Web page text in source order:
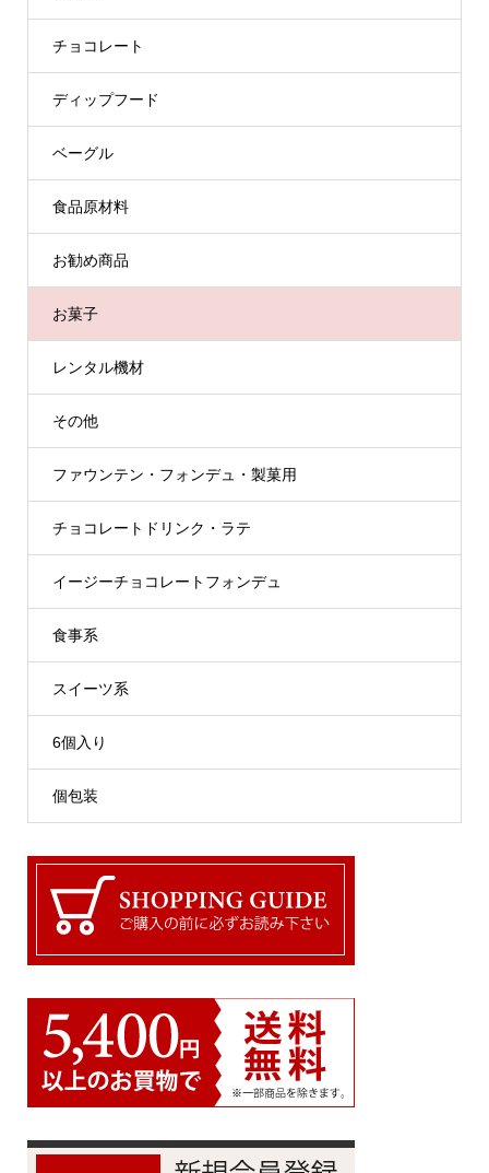
チョコレート
ディップフード
ベーグル
食品原材料
お勧め商品
お菓子
レンタル機材
その他
ファウンテン・フォンデュ・製菓用
チョコレートドリンク・ラテ
イージーチョコレートフォンデュ
食事系
スイーツ系
6個入り
個包装